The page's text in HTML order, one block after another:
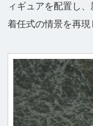
ィギュアを配置し
着任式の情景を再現